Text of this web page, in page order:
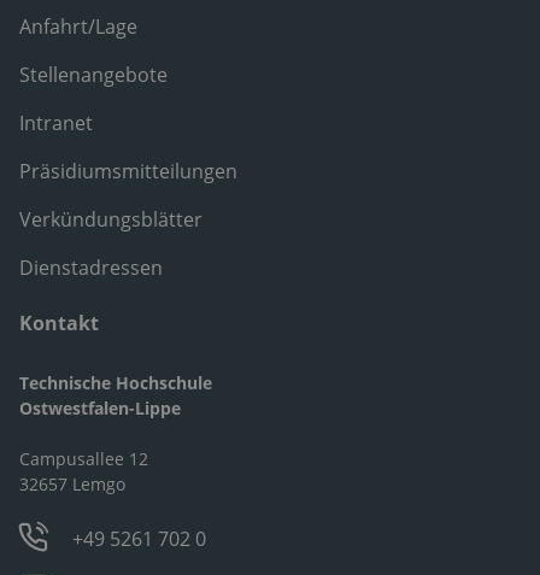
Anfahrt/Lage
Stellenangebote
Intranet
Präsidiumsmitteilungen
Verkündungsblätter
Dienstadressen
Kontakt
Technische Hochschule
Ostwestfalen-Lippe
Campusallee 12
32657 Lemgo
+49 5261 702 0